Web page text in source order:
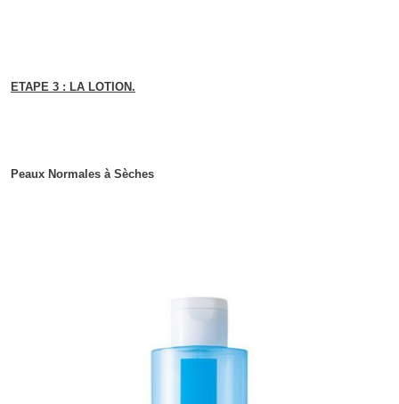
ETAPE 3 : LA LOTION.
Peaux Normales à Sèches